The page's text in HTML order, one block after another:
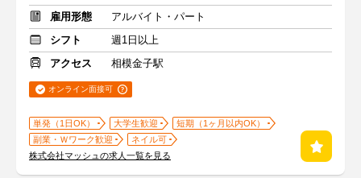
雇用形態
アルバイト・パート
シフト
週1日以上
アクセス
相模金子駅
オンライン面接可
単発（1日OK） 大学生歓迎
短期（1ヶ月以内OK）
副業・Ｗワーク歓迎
ネイル可
株式会社マッシュの求人一覧を見る